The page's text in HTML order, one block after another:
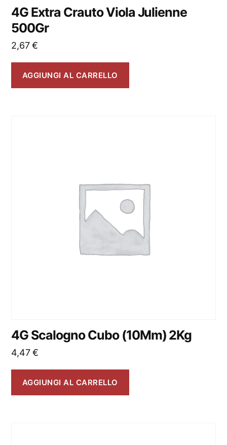
4G Extra Crauto Viola Julienne
500Gr
2,67€
AGGIUNGI AL CARRELLO
4G Scalogno Cubo (10Mm) 2Kg
4,47€
AGGIUNGI AL CARRELLO